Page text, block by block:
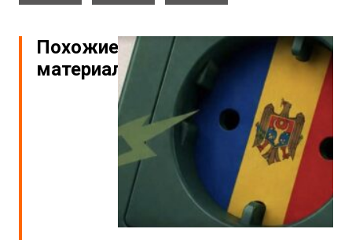
Похожие
материалы